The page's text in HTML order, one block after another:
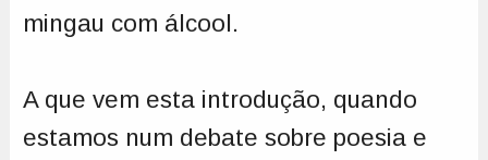
mingau com álcool.
A que vem esta introdução, quando
estamos num debate sobre poesia e